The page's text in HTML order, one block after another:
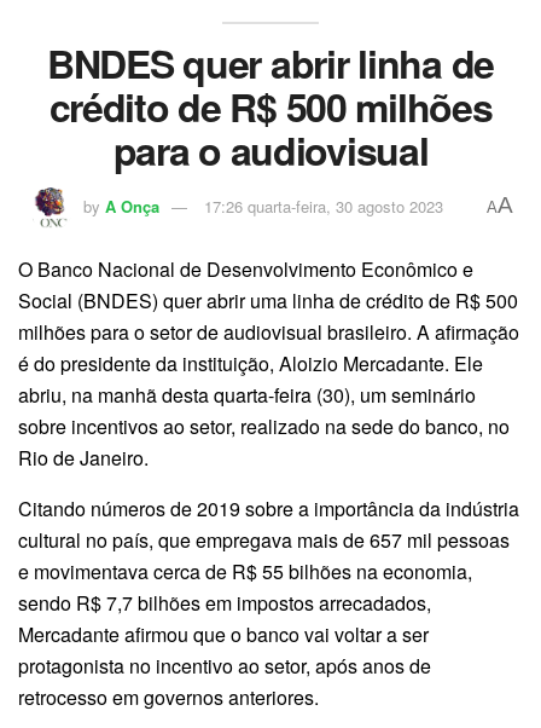
BNDES quer abrir linha de
crédito de R$ 500 milhões
para o audiovisual
by A Onça 17:26 quarta-feira, 30 agosto 2023 AA
O Banco Nacional de Desenvolvimento Econômico e
Social (BNDES) quer abrir uma linha de crédito de R$ 500
milhões para o setor de audiovisual brasileiro. A afirmação
é do presidente da instituição, Aloizio Mercadante. Ele
abriu, na manhã desta quarta-feira (30), um seminário
sobre incentivos ao setor, realizado na sede do banco, no
Rio de Janeiro.
Citando números de 2019 sobre a importância da indústria
cultural no país, que empregava mais de 657 mil pessoas
e movimentava cerca de R$ 55 bilhões na economia,
sendo R$ 7,7 bilhões em impostos arrecadados,
Mercadante afirmou que o banco vai voltar a ser
protagonista no incentivo ao setor, após anos de
retrocesso em governos anteriores.